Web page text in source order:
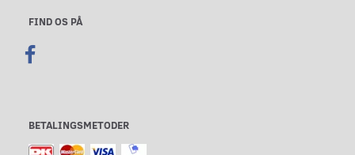
FIND OS PÅ
BETALINGSMETODER